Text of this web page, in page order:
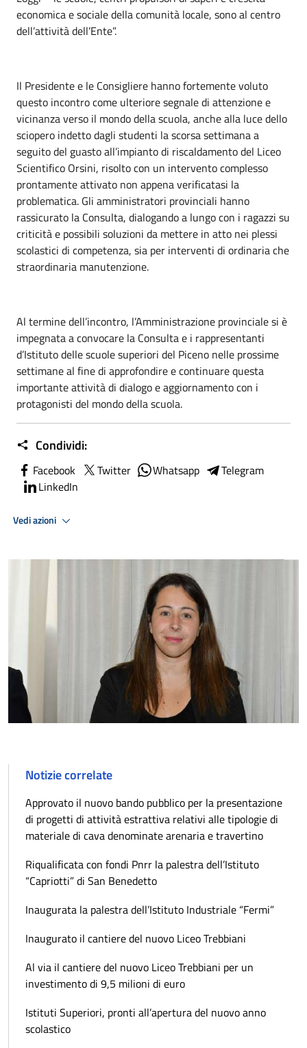
economica e sociale della comunità locale, sono al centro
dell’attività dell’Ente”.
Il Presidente e le Consigliere hanno fortemente voluto
questo incontro come ulteriore segnale di attenzione e
vicinanza verso il mondo della scuola, anche alla luce dello
sciopero indetto dagli studenti la scorsa settimana a
seguito del guasto all’impianto di riscaldamento del Liceo
Scientifico Orsini, risolto con un intervento complesso
prontamente attivato non appena verificatasi la
problematica. Gli amministratori provinciali hanno
rassicurato la Consulta, dialogando a lungo con i ragazzi su
criticità e possibili soluzioni da mettere in atto nei plessi
scolastici di competenza, sia per interventi di ordinaria che
straordinaria manutenzione.
Al termine dell’incontro, l’Amministrazione provinciale si è
impegnata a convocare la Consulta e i rappresentanti
d’Istituto delle scuole superiori del Piceno nelle prossime
settimane al fine di approfondire e continuare questa
importante attività di dialogo e aggiornamento con i
protagonisti del mondo della scuola.
Condividi:
Facebook Twitter Whatsapp
Telegram
LinkedIn
Vedi azioni
Notizie correlate
Approvato il nuovo bando pubblico per la presentazione
di progetti di attività estrattiva relativi alle tipologie di
materiale di cava denominate arenaria e travertino
Riqualificata con fondi Pnrr la palestra dell’Istituto
“Capriotti” di San Benedetto
Inaugurata la palestra dell’Istituto Industriale “Fermi”
Inaugurato il cantiere del nuovo Liceo Trebbiani
Al via il cantiere del nuovo Liceo Trebbiani per un
investimento di 9,5 milioni di euro
Istituti Superiori, pronti all’apertura del nuovo anno
scolastico